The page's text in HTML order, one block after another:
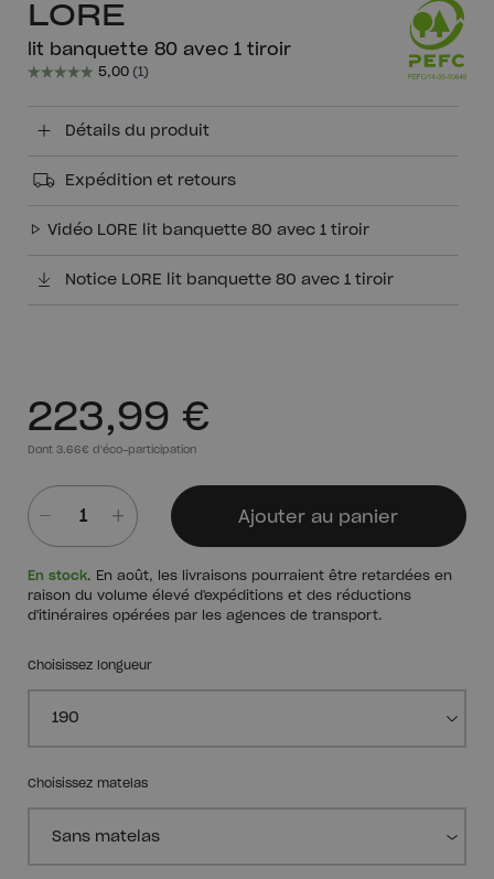
LORE
lit banquette 80 avec 1 tiroir
Choisissez longueur
Choisissez matelas
223,99 €
Dont 3.66€ d'éco-participation
Ajouter au panier
En stock. En août, les livraisons pourraient être retardées en
raison du volume élevé d'expéditions et des réductions
d'itinéraires opérées par les agences de transport.
Détails du produit
Expédition et retours
Vidéo LORE lit banquette 80 avec 1 tiroir
Notice LORE lit banquette 80 avec 1 tiroir